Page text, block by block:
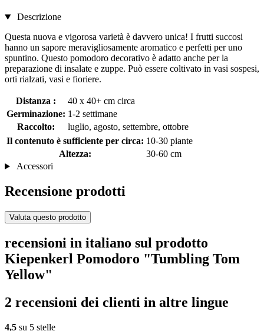
Descrizione
Questa nuova e vigorosa varietà è davvero unica! I frutti succosi
hanno un sapore meravigliosamente aromatico e perfetti per uno
spuntino. Questo pomodoro decorativo è adatto anche per la
preparazione di insalate e zuppe. Può essere coltivato in vasi sospesi,
orti rialzati, vasi e fioriere.
Distanza :
40 x 40+ cm circa
Germinazione: 1-2 settimane
Raccolto:
luglio, agosto, settembre, ottobre
Il contenuto è sufficiente per circa: 10-30 piante
Altezza:
30-60 cm
Accessori
Recensione prodotti
Valuta questo prodotto
recensioni in italiano sul prodotto
Kiepenkerl Pomodoro "Tumbling Tom
Yellow"
2 recensioni dei clienti in altre lingue
4,5 su 5 stelle